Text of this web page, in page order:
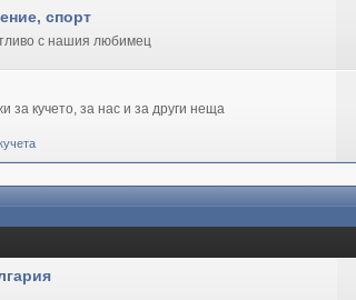
спорт
с нашия любимец
за кучето, за нас и за други неща